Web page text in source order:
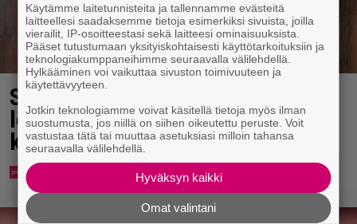
Syötkö perunoita näin? Tutkijat
löysivät yhteyden vakavaan
kansansairauteen
Käytämme laitetunnisteita ja tallennamme evästeitä
laitteellesi saadaksemme tietoja esimerkiksi sivuista, joilla
vierailit, IP-osoitteestasi sekä laitteesi ominaisuuksista.
Pääset tutustumaan yksityiskohtaisesti käyttötarkoituksiin ja
teknologiakumppaneihimme seuraavalla välilehdellä.
Hylkääminen voi vaikuttaa sivuston toimivuuteen ja
käytettävyyteen.
Jotkin teknologiamme voivat käsitellä tietoja myös ilman
suostumusta, jos niillä on siihen oikeutettu peruste. Voit
vastustaa tätä tai muuttaa asetuksiasi milloin tahansa
seuraavalla välilehdellä.
Hyväksyn kaikki
Omat valintani